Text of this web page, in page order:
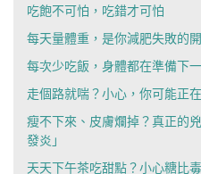
吃飽不可怕，吃錯才可怕
每天量體重，是你減肥失敗的
每次少吃飯，身體都在準備下
走個路就喘？小心，你可能正
瘦不下來、皮膚爛掉？真正的
發炎」
天天下午茶吃甜點？小心糖